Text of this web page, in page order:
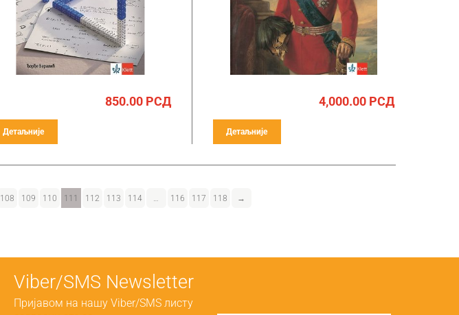
850.00РСД
Детаљније
4,000.00РСД
Детаљније
108 109 110 111 112 113 114 … 116 117 118 →
Viber/SMS Newsletter
Пријавом на нашу Viber/SMS листу